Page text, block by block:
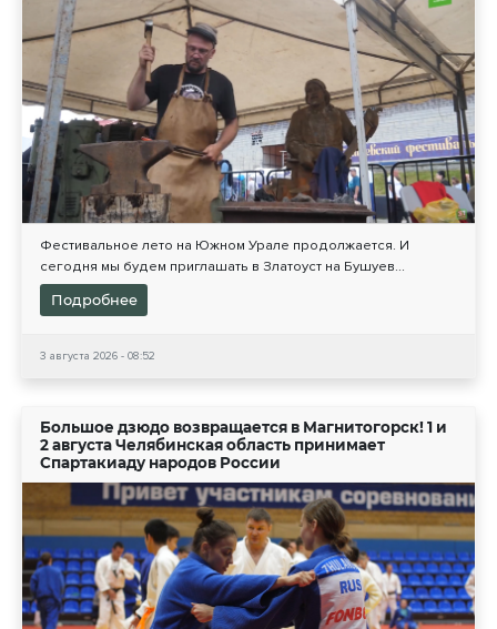
Фестивальное лето на Южном Урале продолжается. И
сегодня мы будем приглашать в Златоуст на Бушуев...
Подробнее
3 августа 2026 - 08:52
Большое дзюдо возвращается в Магнитогорск! 1 и
2 августа Челябинская область принимает
Спартакиаду народов России